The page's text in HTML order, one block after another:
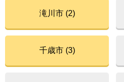
滝川市 (2)
千歳市 (3)